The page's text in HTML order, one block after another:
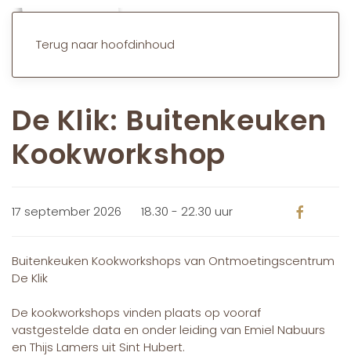
Terug naar hoofdinhoud
De Klik: Buitenkeuken
Kookworkshop
17 september 2026 18.30 - 22.30 uur
Buitenkeuken Kookworkshops van Ontmoetingscentrum
De Klik
De kookworkshops vinden plaats op vooraf
vastgestelde data en onder leiding van Emiel Nabuurs
en Thijs Lamers uit Sint Hubert.